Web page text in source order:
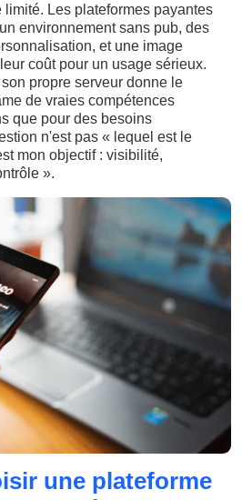
Les plateformes payantes
environnement sans pub, des
et une image
coût pour un usage sérieux.
propre serveur donne le
de vraies compétences
que pour des besoins
n'est pas « lequel est le
mon objectif : visibilité,
».
une plateforme